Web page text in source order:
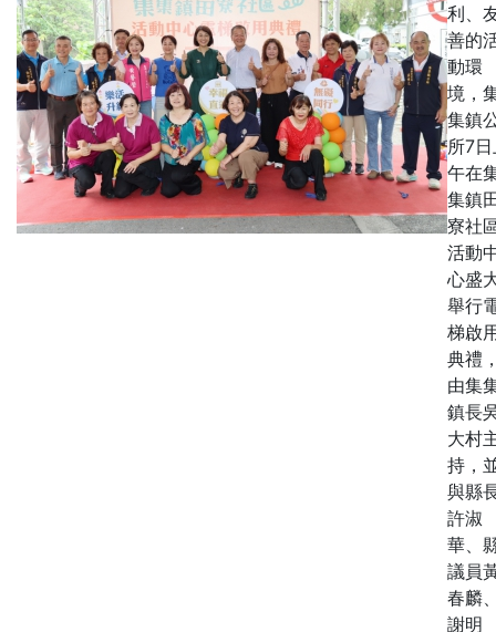
利、
善的
動環
境，
集鎮
所7
午在
集鎮
寮社
活動
心盛
舉行
梯啟
典禮
由集
鎮長
大村
持，
與縣
許淑
華、
議員
春麟
謝明